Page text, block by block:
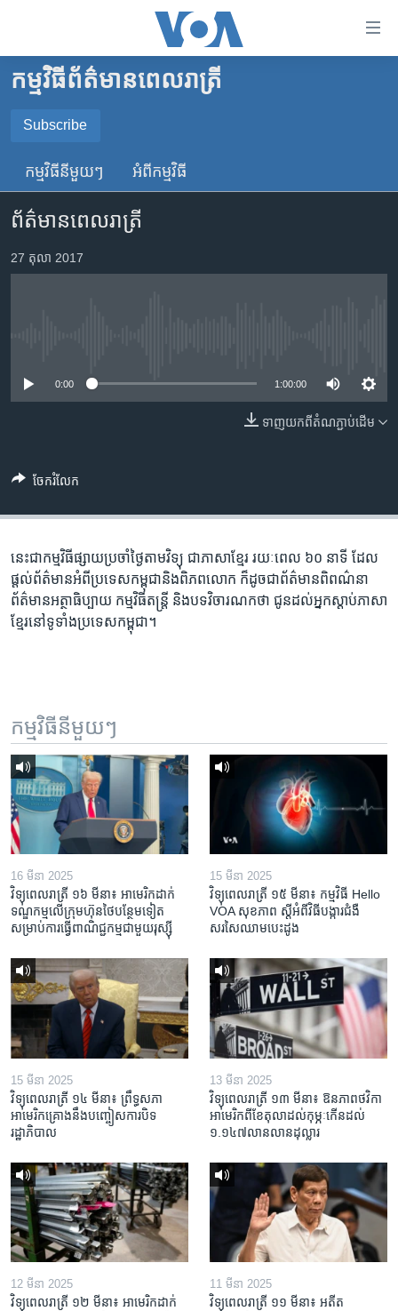
គេហទំព័រ​
ទាក់ទង
រំលង​
ទំព័រ​
ព័ត៌មាន​​
តែ​
ម្តង
រចនា
ចូល​
ស្វែង​
កម្ពុជា
អន្តរជាតិ
ចិន
ហេឡូវីអូអេ
កម្ពុជាច្នៃប្រតិដ្ឋ
កម្មវិធីទាំងអស់
បណ្តាញ​សង្គម
ភាសា
កម្មវិធី​ព័ត៌មាន​ពេលរាត្រី
Subscribe
SUBSCRIBE
YouTube Music
កម្មវិធី​នីមួយៗ អំពី​កម្មវិធី​
ព័ត៌មានពេលរាត្រី
27 តុលា 2017
0:00 1:00:00
ទាញ​យក​ពី​តំណភ្ជាប់​ដើម
ចែករំលែក
នេះ​ជា​កម្ម​វិធី​ផ្សាយ​ប្រចាំ​ថ្ងៃ​តាម​វិទ្យុ ​ជាភាសា​ខ្មែរ​ រយៈ​ពេល​ ៦០​ នាទី ដែល​
ផ្តល់​ព័ត៌មាន​អំពី​ប្រទេស​កម្ពុជា​និង​ពិភព​លោក ​ក៏ដូច​ជា​ព័ត៌មាន​ពិពណ៌នា
ព័ត៌មាន​អត្ថាធិប្បាយ​ កម្ម​វិធី​តន្ត្រី ​និង​បទ​វិចារណកថា​ ជូន​ដល់​អ្នក​ស្តាប់​ភាសា​
ខ្មែរ​នៅ​ទូទាំង​ប្រទេស​កម្ពុជា។
កម្មវិធី​នីមួយៗ
16 មីនា 2025
វិទ្យុពេលរាត្រី ១៦ មីនា៖ អាមេរិក​ដាក់​
ទណ្ឌកម្ម​លើ​ក្រុមហ៊ុន​ថៃ​បន្ថែម​ទៀត​
សម្រាប់​ការ​ធ្វើ​ពាណិជ្ជកម្ម​ជាមួយ​រុស្ស៊ី
15 មីនា 2025
វិទ្យុពេលរាត្រី ១៥ មីនា៖ កម្មវិធី ​Hello
VOA សុខភាព ស្ដី​អំពី​វិធី​បង្ការ​ជំងឺ​
សរសៃ​ឈាម​បេះដូង
15 មីនា 2025
វិទ្យុពេលរាត្រី ១៤ មីនា៖ ព្រឹទ្ធសភា
អាមេរិកគ្រោងនឹងបញ្ចៀសការបិទ
រដ្ឋាភិបាល
13 មីនា 2025
វិទ្យុពេលរាត្រី ១៣ មីនា៖ ឱនភាព​ថវិកា​
អាមេរិក​ពី​ខែ​តុលា​ដល់​កុម្ភៈ​កើន​ដល់​
១.១៤៧​លានលាន​ដុល្លារ
12 មីនា 2025
វិទ្យុពេលរាត្រី ១២ មីនា៖ អាមេរិក​ដាក់​
11 មីនា 2025
វិទ្យុពេលរាត្រី ១១ មីនា៖ អតីត​